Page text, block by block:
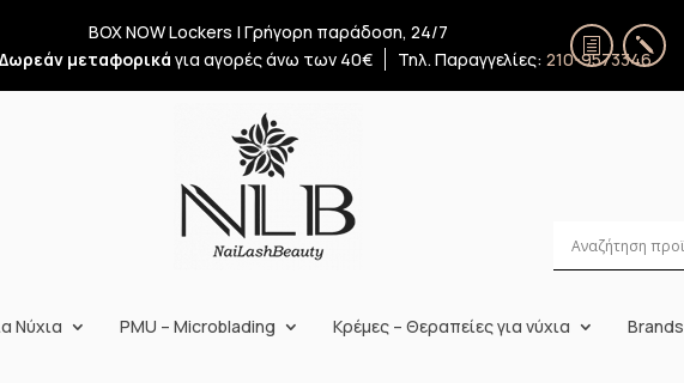
BOX NOW Lockers | Γρήγορη παράδοση, 24/7
μεταφορικά για αγορές άνω των 40€ Τηλ. Παραγγελίες: 210-9573346
Νύχια PMU – Microblading Κρέμες – Θεραπείες για νύχια Brands